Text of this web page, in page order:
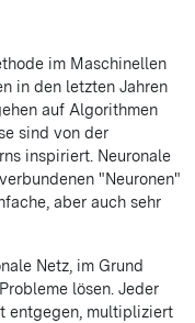
im Maschinellen
in den letzten Jahren
auf Algorithmen
sind von der
inspiriert. Neuronale
Neuronen
aber auch sehr
Netz, im Grund
lösen. Jeder
entgegen, multipliziert